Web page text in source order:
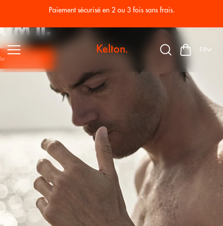
Paiement sécurisé en 2 ou 3 fois sans frais.
FR
1955
II.
maintenant